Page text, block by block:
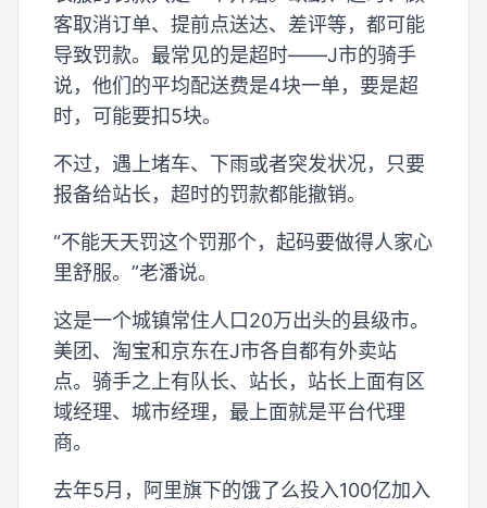
客取消订单、提前点送达、差评等，都可能
导致罚款。最常见的是超时——J市的骑手
说，他们的平均配送费是4块一单，要是超
时，可能要扣5块。
不过，遇上堵车、下雨或者突发状况，只要
报备给站长，超时的罚款都能撤销。
“不能天天罚这个罚那个，起码要做得人家心
里舒服。”老潘说。
这是一个城镇常住人口20万出头的县级市。
美团、淘宝和京东在J市各自都有外卖站
点。骑手之上有队长、站长，站长上面有区
域经理、城市经理，最上面就是平台代理
商。
去年5月，阿里旗下的饿了么投入100亿加入